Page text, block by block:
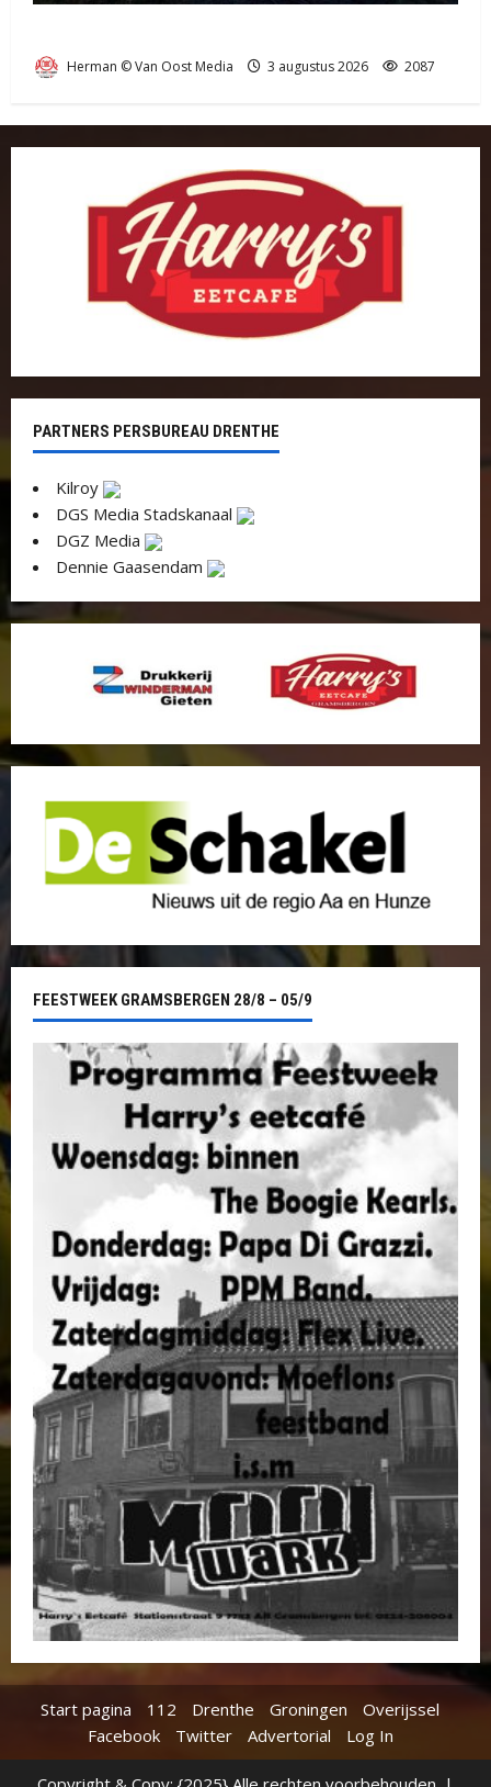
Herman © Van Oost Media 3 augustus 2026 2087
PARTNERS PERSBUREAU DRENTHE
Kilroy
DGS Media Stadskanaal
DGZ Media
Dennie Gaasendam
FEESTWEEK GRAMSBERGEN 28/8 – 05/9
Start pagina 112 Drenthe Groningen
Overijssel
Facebook
Twitter Advertorial Log In